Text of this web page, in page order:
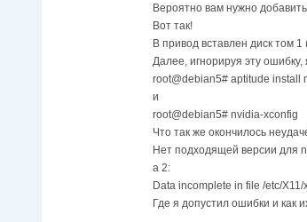
Вероятно вам нужно
Вот так!
В привод вставлен диск том
Далее, игнорируя эту
root@debian5# aptitude install
и
root@debian5# nvidia-xconfig
Что так же окончилось
Нет подходящей версии для
а 2:
Data incomplete in file /etc/
Где я допустил ошибки и как